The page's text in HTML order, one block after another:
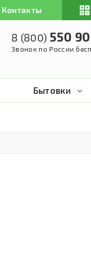
Контакты
8 (800) 550
Звонок по России
Бытовки